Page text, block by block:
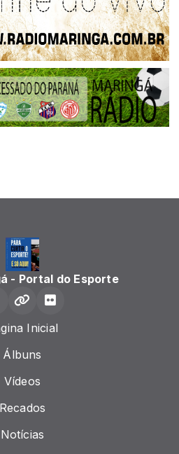
- Portal do Esporte
Inicial
Álbuns
Vídeos
Recados
Notícias